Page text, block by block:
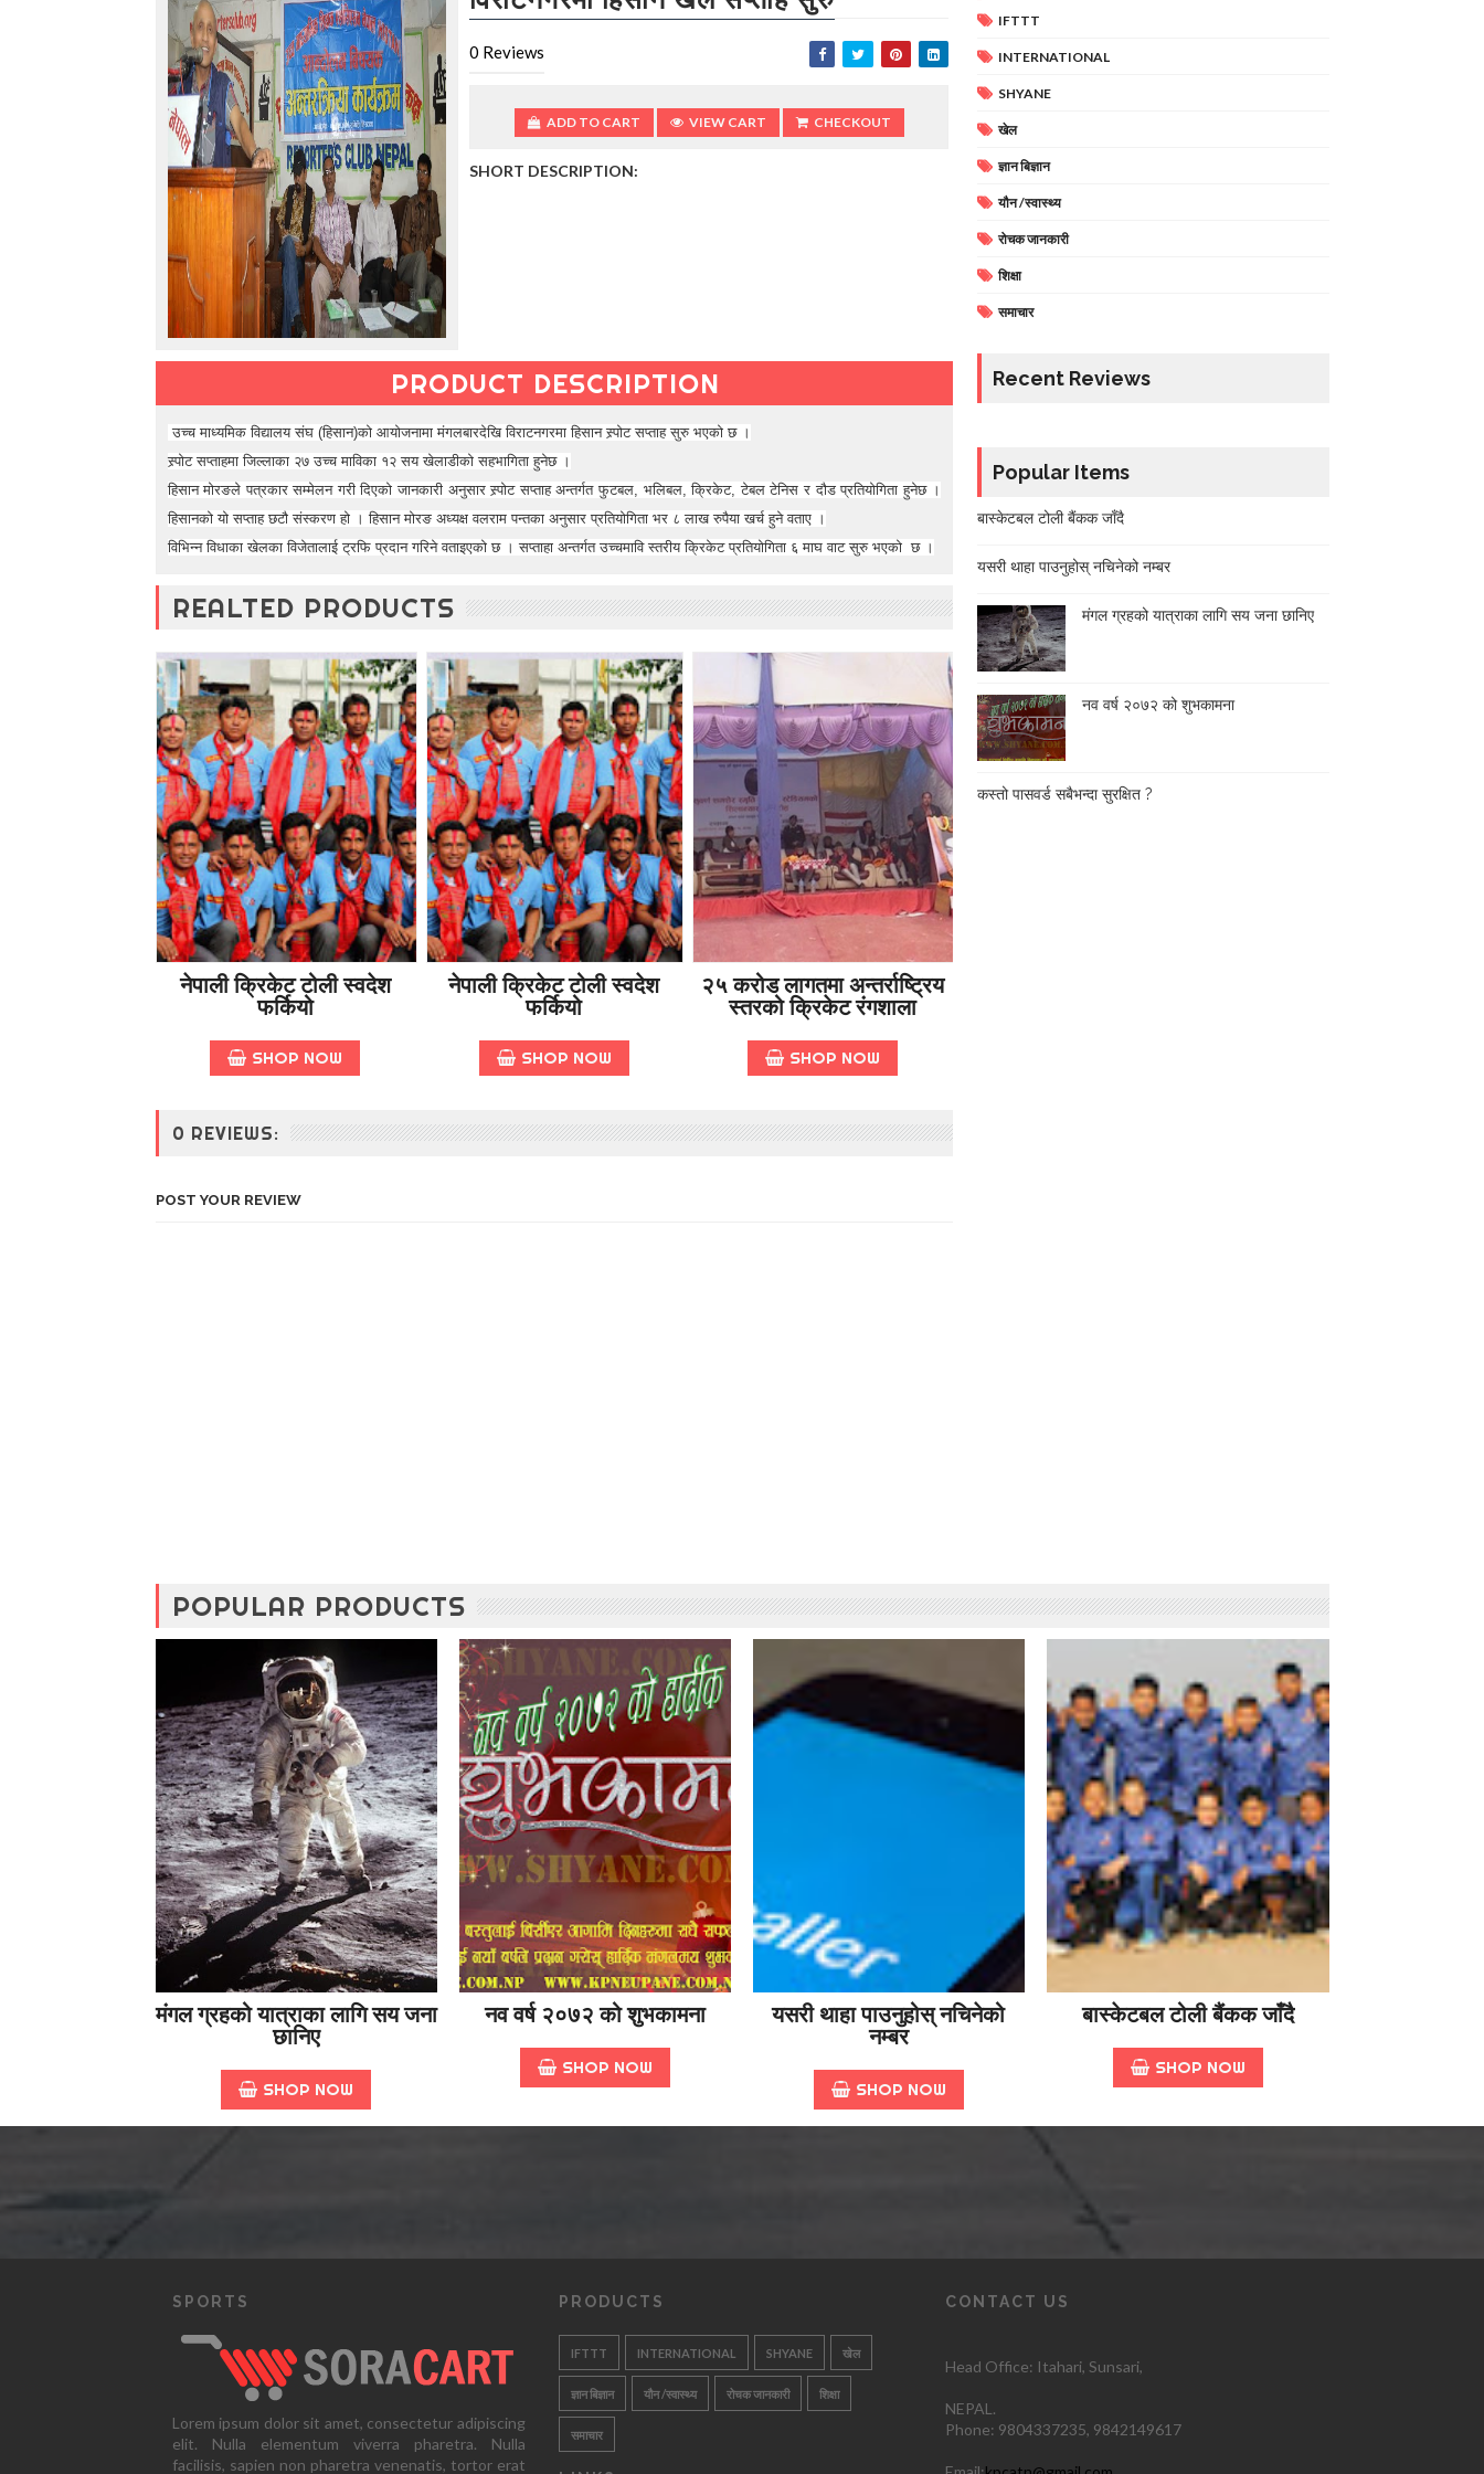
t
o
f
0 Reviews
ADD TO CART VIEW CART CHECKOUT
SHORT DESCRIPTION:
PRODUCT DESCRIPTION
उच्च माध्यमिक विद्यालय संघ (हिसान)को आयोजनामा मंगलबारदेखि विराटनगरमा हिसान स्र्पोट सप्ताह सुरु भएको छ ।
स्र्पोट सप्ताहमा जिल्लाका २७ उच्च माविका १२ सय खेलाडीको सहभागिता हुनेछ ।
हिसान मोरङले पत्रकार सम्मेलन गरी दिएको जानकारी अनुसार स्र्पोट सप्ताह अन्तर्गत फुटबल, भलिबल, क्रिकेट, टेबल टेनिस र दौड प्रतियोगिता हुनेछ ।
हिसानको यो सप्ताह छटौ संस्करण हो । हिसान मोरङ अध्यक्ष वलराम पन्तका अनुसार प्रतियोगिता भर ८ लाख रुपैया खर्च हुने वताए ।
विभिन्न विधाका खेलका विजेतालाई ट्रफि प्रदान गरिने वताइएको छ । सप्ताहा अन्तर्गत उच्चमावि स्तरीय क्रिकेट प्रतियोगिता ६ माघ वाट सुरु भएको छ ।
REALTED PRODUCTS
नेपाली क्रिकेट टोली स्वदेश
फर्कियो
SHOP NOW
नेपाली क्रिकेट टोली स्वदेश
फर्कियो
SHOP NOW
२५ करोड लागतमा अन्तर्राष्ट्रिय
स्तरको क्रिकेट रंगशाला
SHOP NOW
0 REVIEWS:
POST YOUR REVIEW
IFTTT
INTERNATIONAL
SHYANE
खेल
ज्ञान बिज्ञान
यौन /स्वास्थ्य
रोचक जानकारी
शिक्षा
समाचार
Recent Reviews
Popular Items
बास्केटबल टोली बैंकक जाँदै
यसरी थाहा पाउनुहोस् नचिनेको नम्बर
मंगल ग्रहको यात्राका लागि सय जना छानिए
नव वर्ष २०७२ को शुभकामना
कस्तो पासवर्ड सबैभन्दा सुरक्षित ?
POPULAR PRODUCTS
मंगल ग्रहको यात्राका लागि सय जना
छानिए
SHOP NOW
नव वर्ष २०७२ को शुभकामना
SHOP NOW
यसरी थाहा पाउनुहोस् नचिनेको
नम्बर
SHOP NOW
बास्केटबल टोली बैंकक जाँदै
SHOP NOW
SPORTS
Lorem ipsum dolor sit amet, consectetur adipiscing
elit. Nulla elementum viverra pharetra. Nulla
facilisis, sapien non pharetra venenatis, tortor erat
PRODUCTS
IFTTT INTERNATIONAL SHYANE खेल
ज्ञान बिज्ञान यौन /स्वास्थ्य रोचक जानकारी शिक्षा
समाचार
CONTACT US
Head Office: Itahari, Sunsari,
NEPAL.
Phone: 9804337235, 9842149617